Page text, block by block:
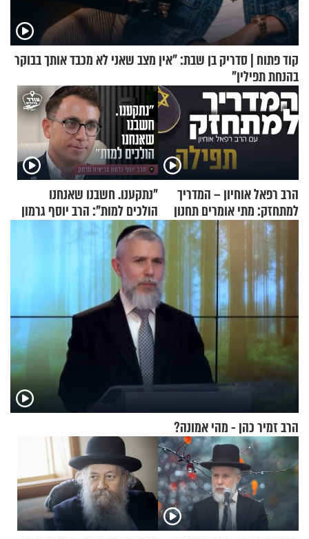
קוד פתוח | סדריק בן שבת: "אין מצב שאני לא מכבד אותך בבוקר
בהנחת תפילין"
הרב רפאל אוחיון – המדריך
למתחזק: מתי אומרים תחנון
ואיך עולים לתורה?
"נתקענו. חשבנו שאנחנו
הולכים למות": הרב יוסף גרמון
בריאיון מרתק
הרב זמיר כהן - מהי אמונה?